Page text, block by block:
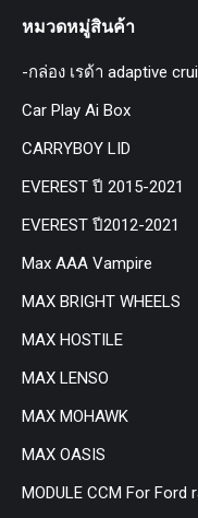
หมวดหมู่สินค้า
-กล่อง เรด้า adaptive
Car Play Ai Box
CARRYBOY LID
EVEREST ปี 2015-2021
EVEREST ปี2012-2021
Max AAA Vampire
MAX BRIGHT WHEELS
MAX HOSTILE
MAX LENSO
MAX MOHAWK
MAX OASIS
MODULE CCM For Ford